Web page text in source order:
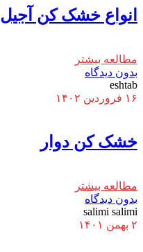
انواع خشک کن آجیل
مطالعه بیشتر
بدون دیدگاه
eshtab
۱۶ فروردین ۱۴۰۲
خشک کن دوار
مطالعه بیشتر
بدون دیدگاه
salimi salimi
۲ بهمن ۱۴۰۱